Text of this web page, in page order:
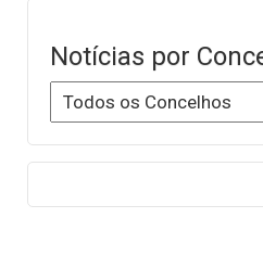
Notícias por